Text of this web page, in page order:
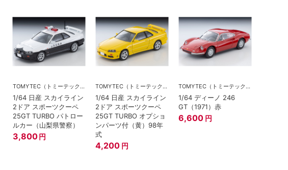
TOMYTEC（トミーテック）
1/64 日産 スカイライン
2ドア スポーツクーペ
25GT TURBO パトロー
ルカー（山梨県警察）
3,800 円
TOMYTEC（トミーテック）
1/64 日産 スカイライン
2ドア スポーツクーペ
25GT TURBO オプショ
ンパーツ付（黄）98年
式
4,200 円
TOMYTEC（トミーテック）
1/64 ディーノ 246
GT（1971）赤
6,600 円